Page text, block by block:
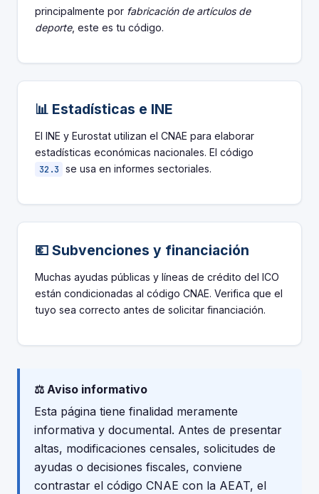
principalmente por fabricación de artículos de
deporte, este es tu código.
📊 Estadísticas e INE
El INE y Eurostat utilizan el CNAE para elaborar
estadísticas económicas nacionales. El código
32.3 se usa en informes sectoriales.
💶 Subvenciones y financiación
Muchas ayudas públicas y líneas de crédito del ICO
están condicionadas al código CNAE. Verifica que el
tuyo sea correcto antes de solicitar financiación.
⚖️ Aviso informativo
Esta página tiene finalidad meramente
informativa y documental. Antes de presentar
altas, modificaciones censales, solicitudes de
ayudas o decisiones fiscales, conviene
contrastar el código CNAE con la AEAT, el